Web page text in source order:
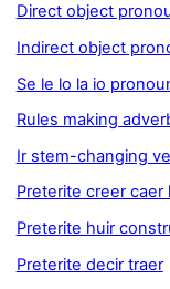
Direct object
Indirect object
Se le lo la io
Rules making
Ir stem-changing
Preterite creer
Preterite huir
Preterite decir traer